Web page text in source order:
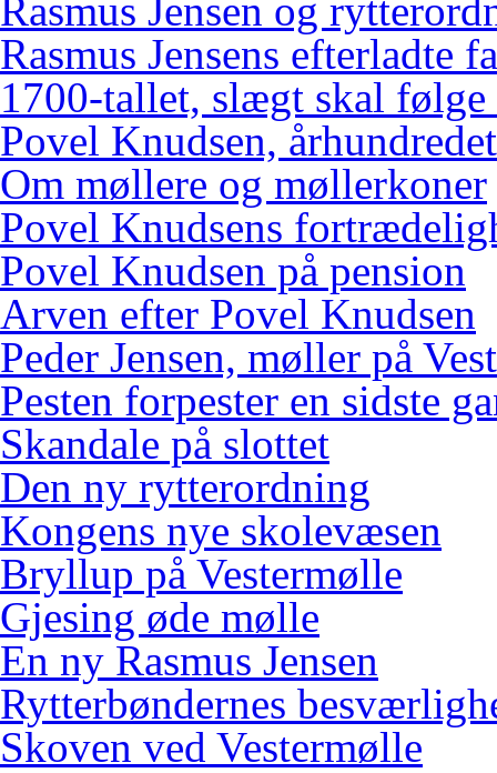
Rasmus Jensen og
Rasmus Jensens efterladte
1700-tallet, slægt skal følge
Povel Knudsen,
Om møllere og møllerkoner
Povel Knudsens
Povel Knudsen på pension
Arven efter Povel Knudsen
Peder Jensen, møller på
Pesten forpester en sidste
Skandale på slottet
Den ny rytterordning
Kongens nye skolevæsen
Bryllup på Vestermølle
Gjesing øde mølle
En ny Rasmus Jensen
Rytterbøndernes
Skoven ved Vestermølle